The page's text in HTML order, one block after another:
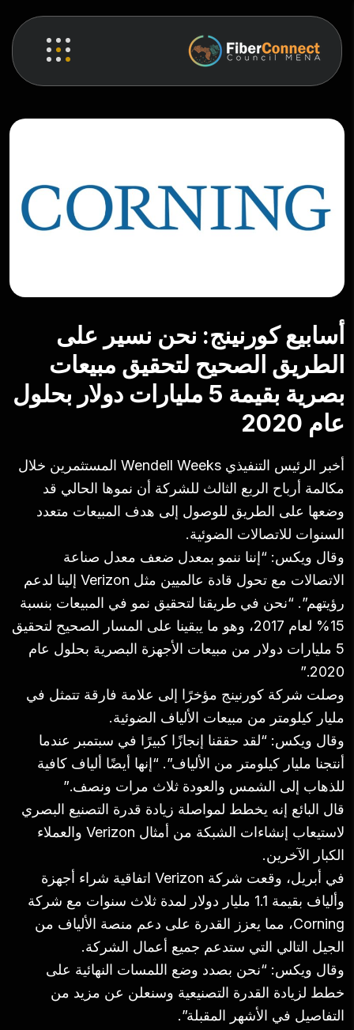
أسابيع كورنينج: نحن نسير على
الطريق الصحيح لتحقيق مبيعات
بصرية بقيمة 5 مليارات دولار بحلول
عام 2020
أخبر الرئيس التنفيذي Wendell Weeks المستثمرين خلال
مكالمة أرباح الربع الثالث للشركة أن نموها الحالي قد
وضعها على الطريق للوصول إلى هدف المبيعات متعدد
السنوات للاتصالات الضوئية.
وقال ويكس: “إننا ننمو بمعدل ضعف معدل صناعة
الاتصالات مع تحول قادة عالميين مثل Verizon إلينا لدعم
رؤيتهم”. “نحن في طريقنا لتحقيق نمو في المبيعات بنسبة
15% لعام 2017، وهو ما يبقينا على المسار الصحيح لتحقيق
5 مليارات دولار من مبيعات الأجهزة البصرية بحلول عام
2020.”
وصلت شركة كورنينج مؤخرًا إلى علامة فارقة تتمثل في
مليار كيلومتر من مبيعات الألياف الضوئية.
وقال ويكس: “لقد حققنا إنجازًا كبيرًا في سبتمبر عندما
أنتجنا مليار كيلومتر من الألياف”. “إنها أيضًا ألياف كافية
للذهاب إلى الشمس والعودة ثلاث مرات ونصف.”
قال البائع إنه يخطط لمواصلة زيادة قدرة التصنيع البصري
لاستيعاب إنشاءات الشبكة من أمثال Verizon والعملاء
الكبار الآخرين.
في أبريل، وقعت شركة Verizon اتفاقية شراء أجهزة
وألياف بقيمة 1.1 مليار دولار لمدة ثلاث سنوات مع شركة
Corning، مما يعزز القدرة على دعم منصة الألياف من
الجيل التالي التي ستدعم جميع أعمال الشركة.
وقال ويكس: “نحن بصدد وضع اللمسات النهائية على
خطط لزيادة القدرة التصنيعية وسنعلن عن مزيد من
التفاصيل في الأشهر المقبلة”.